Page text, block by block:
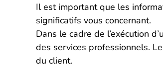
Il est important que les
significatifs vous concernant.
Dans le cadre de l’exécution
des services professionnels.
du client.